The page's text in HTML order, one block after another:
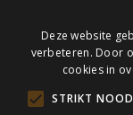
Mocht u
lees dan
“Wat
Deze website
verbeteren. Door
cookies in
STRIKT